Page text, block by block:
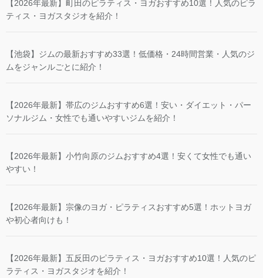
【2026年最新】町田のピラティス・ヨガおすすめ10選！人気のピラ
ティス・ヨガスタジオを紹介！
【池袋】ジムの最新おすすめ33選！低価格・24時間営業・人気のジ
ムをジャンルごとに紹介！
【2026年最新】帯広のジムおすすめ6選！安い・ダイエット・パー
ソナルジム・女性でも通いやすいジムを紹介！
【2026年最新】小竹向原のジムおすすめ4選！安くて女性でも通い
やすい！
【2026年最新】宗像のヨガ・ピラティスおすすめ5選！ホットヨガ
や初心者向けも！
【2026年最新】五反田のピラティス・ヨガおすすめ10選！人気のピ
ラティス・ヨガスタジオを紹介！